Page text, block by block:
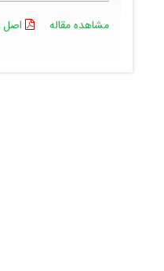
مشاهده مقاله اصل